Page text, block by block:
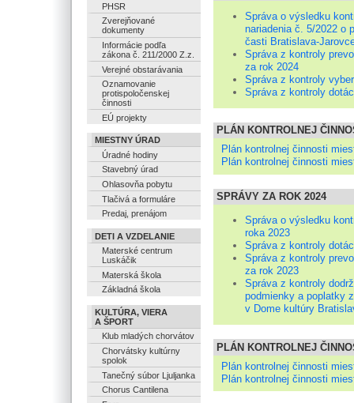
PHSR
Zverejňované
dokumenty
Informácie podľa
zákona č. 211/2000 Z.z.
Verejné obstarávania
Oznamovanie
protispoločenskej
činnosti
EÚ projekty
MIESTNY ÚRAD
Úradné hodiny
Stavebný úrad
Ohlasovňa pobytu
Tlačivá a formuláre
Predaj, prenájom
DETI A VZDELANIE
Materské centrum
Luskáčik
Materská škola
Základná škola
KULTÚRA, VIERA
A ŠPORT
Klub mladých chorvátov
Chorvátsky kultúrny
spolok
Tanečný súbor Ljuljanka
Chorus Cantilena
Správa o výsledku
nariadenia č. 5/2022 o
časti Bratislava-
Správa z kontroly
za rok 2024
Správa z kontroly
Správa z kontroly
PLÁN KONTROLNEJ
Plán kontrolnej činnosti
Plán kontrolnej činnosti
SPRÁVY ZA ROK 2024
Správa o výsledku
roka 2023
Správa z kontroly
Správa z kontroly
za rok 2023
Správa z kontroly
podmienky a poplatky
v Dome kultúry
PLÁN KONTROLNEJ
Plán kontrolnej činnosti
Plán kontrolnej činnosti